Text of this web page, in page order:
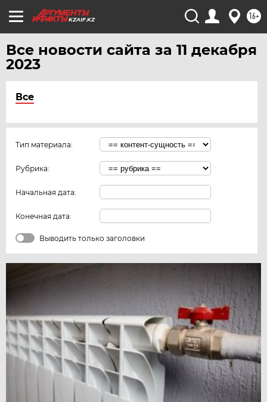
KZAIF.KZ 16+
Все новости сайта за 11 декабря
2023
Все
Тип материала:
Рубрика:
Начальная дата:
Конечная дата:
Выводить только заголовки